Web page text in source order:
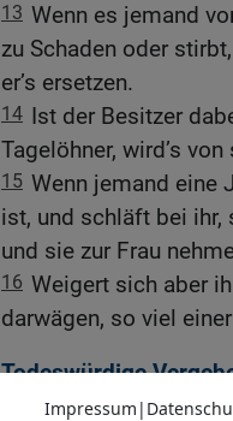
13 Wenn es jemand
zu Schaden oder
er’s ersetzen.
14 Ist der Besitzer
Tagelöhner, wird’s
15 Wenn jemand eine
ist, und schläft bei ihr,
und sie zur Frau
16 Weigert sich aber
darwägen, so viel
Todeswürdige
Eine Zauberin